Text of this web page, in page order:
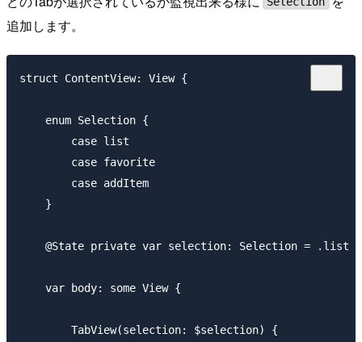
追加します。
struct ContentView: View {
    enum Selection {
        case list
        case favorite
        case addItem
    }
    @State private var selection: Selection = .list
    var body: some View {
        TabView(selection: $selection) {